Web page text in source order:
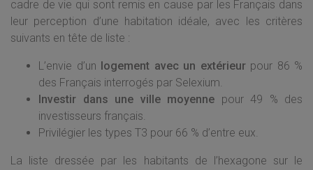
cadre de vie qui sont remis en cause par les Français dans
leur perception d’une habitation idéale, avec les critères
suivants en tête de liste :
L’envie d’un logement avec un extérieurpour 86 %
des Français interrogés par Selexium.
Investir dans une ville moyenne pour 49 % des
investisseurs français.
Privilégier les types T3 pour 66 % d’entre eux.
La liste dressée par les habitants de l’hexagone sur le